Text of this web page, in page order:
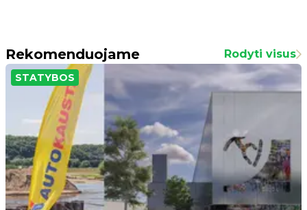
Rekomenduojame Rodyti visus
STATYBOS